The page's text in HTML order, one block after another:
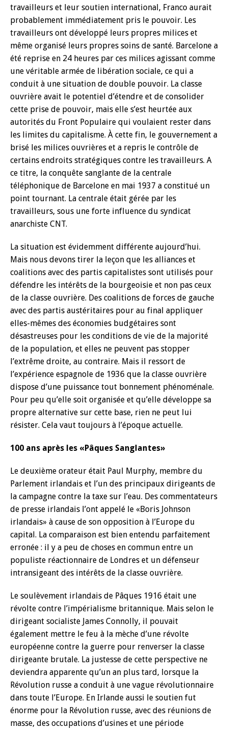
travailleurs et leur soutien international, Franco aurait
probablement immédiatement pris le pouvoir. Les
travailleurs ont développé leurs propres milices et
même organisé leurs propres soins de santé. Barcelone a
été reprise en 24 heures par ces milices agissant comme
une véritable armée de libération sociale, ce qui a
conduit à une situation de double pouvoir. La classe
ouvrière avait le potentiel d’étendre et de consolider
cette prise de pouvoir, mais elle s’est heurtée aux
autorités du Front Populaire qui voulaient rester dans
les limites du capitalisme. À cette fin, le gouvernement a
brisé les milices ouvrières et a repris le contrôle de
certains endroits stratégiques contre les travailleurs. A
ce titre, la conquête sanglante de la centrale
téléphonique de Barcelone en mai 1937 a constitué un
point tournant. La centrale était gérée par les
travailleurs, sous une forte influence du syndicat
anarchiste CNT.
La situation est évidemment différente aujourd’hui.
Mais nous devons tirer la leçon que les alliances et
coalitions avec des partis capitalistes sont utilisés pour
défendre les intérêts de la bourgeoisie et non pas ceux
de la classe ouvrière. Des coalitions de forces de gauche
avec des partis austéritaires pour au final appliquer
elles-mêmes des économies budgétaires sont
désastreuses pour les conditions de vie de la majorité
de la population, et elles ne peuvent pas stopper
l’extrême droite, au contraire. Mais il ressort de
l’expérience espagnole de 1936 que la classe ouvrière
dispose d’une puissance tout bonnement phénoménale.
Pour peu qu’elle soit organisée et qu’elle développe sa
propre alternative sur cette base, rien ne peut lui
résister. Cela vaut toujours à l’époque actuelle.
100 ans après les «Pâques Sanglantes»
Le deuxième orateur était Paul Murphy, membre du
Parlement irlandais et l’un des principaux dirigeants de
la campagne contre la taxe sur l’eau. Des commentateurs
de presse irlandais l’ont appelé le «Boris Johnson
irlandais» à cause de son opposition à l’Europe du
capital. La comparaison est bien entendu parfaitement
erronée : il y a peu de choses en commun entre un
populiste réactionnaire de Londres et un défenseur
intransigeant des intérêts de la classe ouvrière.
Le soulèvement irlandais de Pâques 1916 était une
révolte contre l’impérialisme britannique. Mais selon le
dirigeant socialiste James Connolly, il pouvait
également mettre le feu à la mèche d’une révolte
européenne contre la guerre pour renverser la classe
dirigeante brutale. La justesse de cette perspective ne
deviendra apparente qu’un an plus tard, lorsque la
Révolution russe a conduit à une vague révolutionnaire
dans toute l’Europe. En Irlande aussi le soutien fut
énorme pour la Révolution russe, avec des réunions de
masse, des occupations d’usines et une période